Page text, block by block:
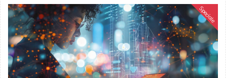
Speciale